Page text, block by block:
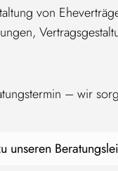
von
– wir
unseren